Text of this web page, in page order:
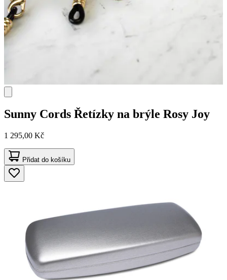
Sunny Cords Řetízky na brýle Rosy Joy
1 295,00 Kč
Přidat do košíku